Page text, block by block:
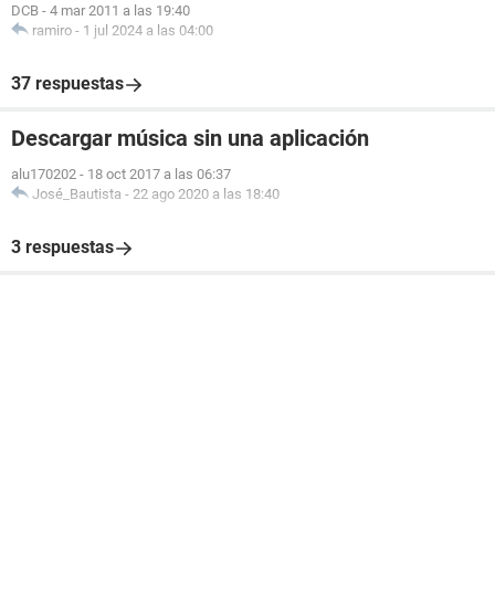
DCB - 4 mar 2011 a las 19:40
ramiro - 1 jul 2024 a las 04:00
37 respuestas
Descargar música sin una aplicación
alu170202 - 18 oct 2017 a las 06:37
José_Bautista - 22 ago 2020 a las 18:40
3 respuestas